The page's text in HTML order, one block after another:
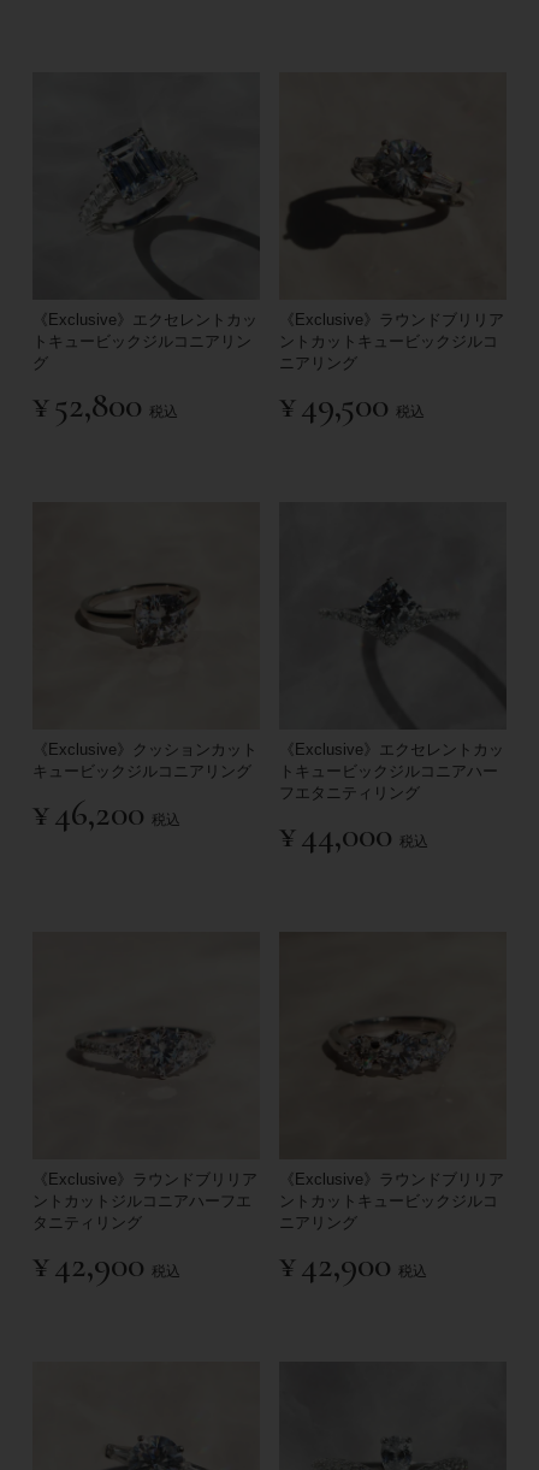
《Exclusive》エクセレントカッ
トキュービックジルコニアリン
グ
¥52,800 税込
《Exclusive》ラウンドブリリア
ントカットキュービックジルコ
ニアリング
¥49,500 税込
《Exclusive》クッションカット
キュービックジルコニアリング
¥46,200 税込
《Exclusive》エクセレントカッ
トキュービックジルコニアハー
フエタニティリング
¥44,000 税込
《Exclusive》ラウンドブリリア
ントカットジルコニアハーフエ
タニティリング
¥42,900 税込
《Exclusive》ラウンドブリリア
ントカットキュービックジルコ
ニアリング
¥42,900 税込